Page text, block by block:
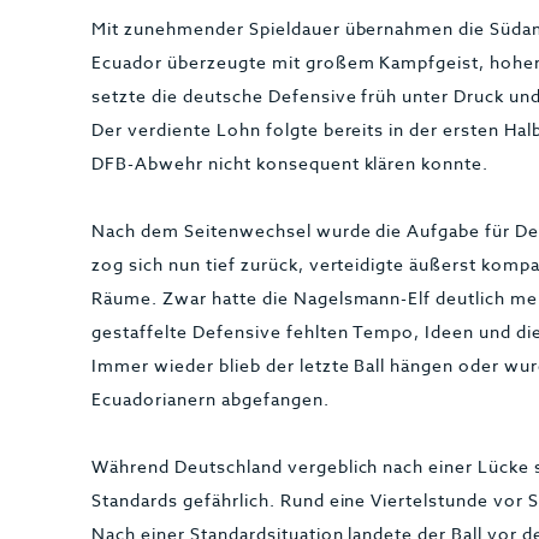
Mit zunehmender Spieldauer übernahmen die
Ecuador überzeugte mit großem Kampfgeist,
setzte die deutsche Defensive früh unter Druck
Der verdiente Lohn folgte bereits in der ersten
DFB-Abwehr nicht konsequent klären konnte.
Nach dem Seitenwechsel wurde die Aufgabe für
zog sich nun tief zurück, verteidigte äußerst
Räume. Zwar hatte die Nagelsmann-Elf deutlich
gestaffelte Defensive fehlten Tempo, Ideen und
Immer wieder blieb der letzte Ball hängen oder
Ecuadorianern abgefangen.
Während Deutschland vergeblich nach einer
Standards gefährlich. Rund eine Viertelstunde vor
Nach einer Standardsituation landete der Ball vor